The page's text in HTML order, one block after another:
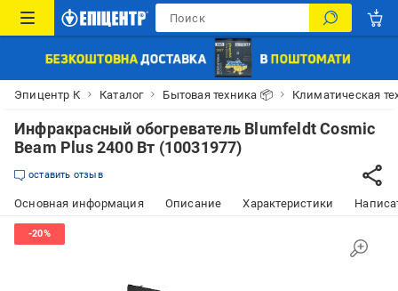
Эпицентр К Каталог Бытовая техника 📦 Климатическая
Инфракрасный обогреватель Blumfeldt Cosmic
Beam Plus 2400 Вт (10031977)
оставить отзыв
Основная информация Описание Характеристики